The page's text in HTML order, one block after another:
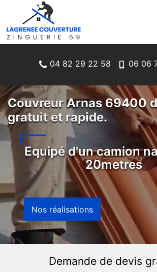
04 82 29 22 58 06 06
Couvreur Arnas 69400
gratuit et rapide.
Equipé d'un camion
20metres
Nos réalisations
Demande de devis